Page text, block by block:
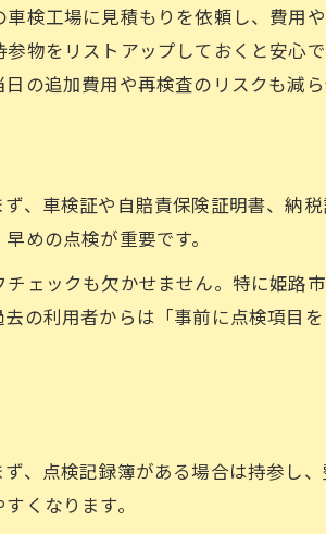
間で済む車検準備のコツを紹介
帰りにも間に合う車検準備の方法
しい人のための車検効率化ポイント
きで手間を減らす秘訣とは
手続きを簡単に済ませるポイント
準備で手間を最小限に抑える方法
検手続きの効率アップテクニック
検に必要な書類の揃え方を徹底解説
書類準備で当日トラブルを防ぐ方法
検工場に見積もりを依頼し、費用
物をリストアップしておくと安心
の追加費用や再検査のリスクも減ら
、車検証や自賠責保険証明書、納
めの点検が重要です。
ェックも欠かせません。特に姫路
の利用者からは「事前に点検項目
、点検記録簿がある場合は持参し
くなります。